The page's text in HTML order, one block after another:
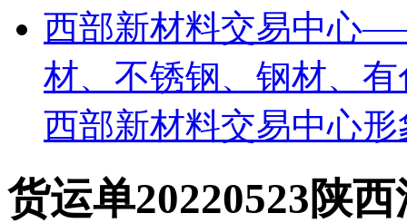
西部新材料交易中心
材、不锈钢、钢材、
西部新材料交易中心
货运单20220523陕